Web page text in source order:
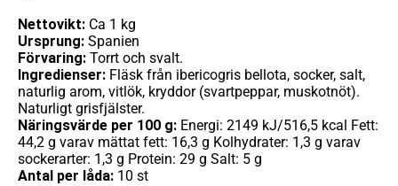
Nettovikt: Ca 1 kg
Ursprung: Spanien
Förvaring: Torrt och svalt.
Ingredienser: Fläsk från ibericogris bellota, socker, salt,
naturlig arom, vitlök, kryddor (svartpeppar, muskotnöt).
Naturligt grisfjälster.
Näringsvärde per 100 g: Energi: 2149 kJ/516,5 kcal Fett:
44,2 g varav mättat fett: 16,3 g Kolhydrater: 1,3 g varav
sockerarter: 1,3 g Protein: 29 g Salt: 5 g
Antal per låda: 10 st